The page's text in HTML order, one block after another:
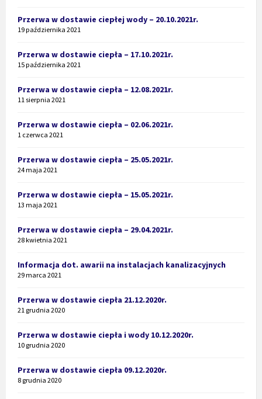
Przerwa w dostawie ciepłej wody – 20.10.2021r.
19 października 2021
Przerwa w dostawie ciepła – 17.10.2021r.
15 października 2021
Przerwa w dostawie ciepła – 12.08.2021r.
11 sierpnia 2021
Przerwa w dostawie ciepła – 02.06.2021r.
1 czerwca 2021
Przerwa w dostawie ciepła – 25.05.2021r.
24 maja 2021
Przerwa w dostawie ciepła – 15.05.2021r.
13 maja 2021
Przerwa w dostawie ciepła – 29.04.2021r.
28 kwietnia 2021
Informacja dot. awarii na instalacjach kanalizacyjnych
29 marca 2021
Przerwa w dostawie ciepła 21.12.2020r.
21 grudnia 2020
Przerwa w dostawie ciepła i wody 10.12.2020r.
10 grudnia 2020
Przerwa w dostawie ciepła 09.12.2020r.
8 grudnia 2020